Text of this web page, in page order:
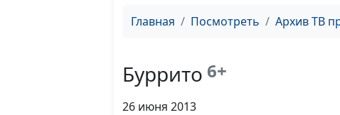
Главная Посмотреть Архив ТВ
Буррито 6+
26 июня 2013